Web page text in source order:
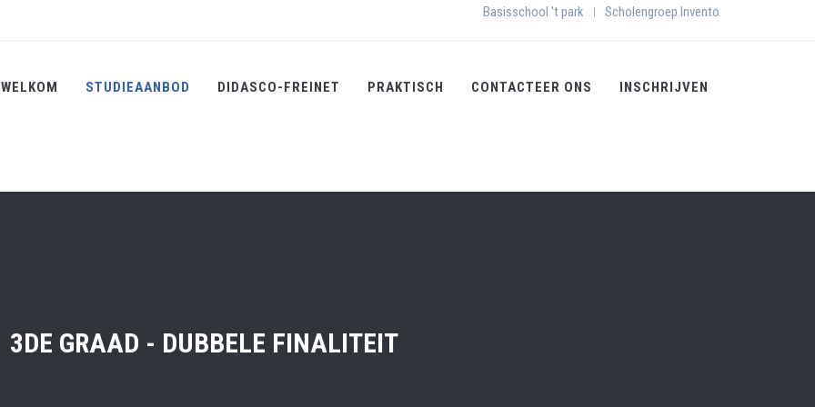
Basisschool 't park | Scholengroep Invento
WELKOM STUDIEAANBOD DIDASCO-FREINET PRAKTISCH CONTACTEER ONS INSCHRIJVEN
3DE GRAAD - DUBBELE FINALITEIT